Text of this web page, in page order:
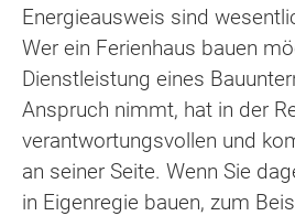
Energieausweis sind
Wer ein Ferienhaus bauen
Dienstleistung eines
Anspruch nimmt, hat in der
verantwortungsvollen und
an seiner Seite. Wenn Sie
in Eigenregie bauen, zum